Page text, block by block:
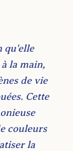
qu'elle
la main,
de vie
Cette
couleurs
la